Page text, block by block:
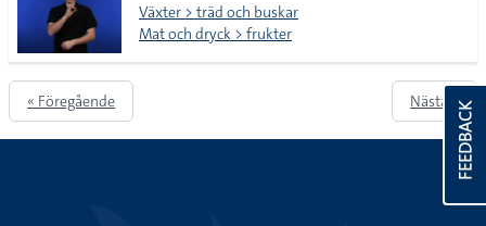
Växter > träd och buskar
Mat och dryck > frukter
« Föregående Nästa »
FEEDBACK